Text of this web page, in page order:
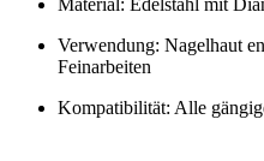
Material: Edelstahl mit
Verwendung: Nagelhaut
Feinarbeiten
Kompatibilität: Alle